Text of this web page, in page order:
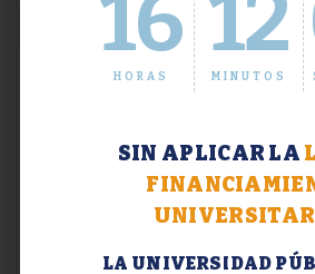
16
HORAS
12
MINUTOS
SIN APLICAR LA
LA UNIVERSIDAD